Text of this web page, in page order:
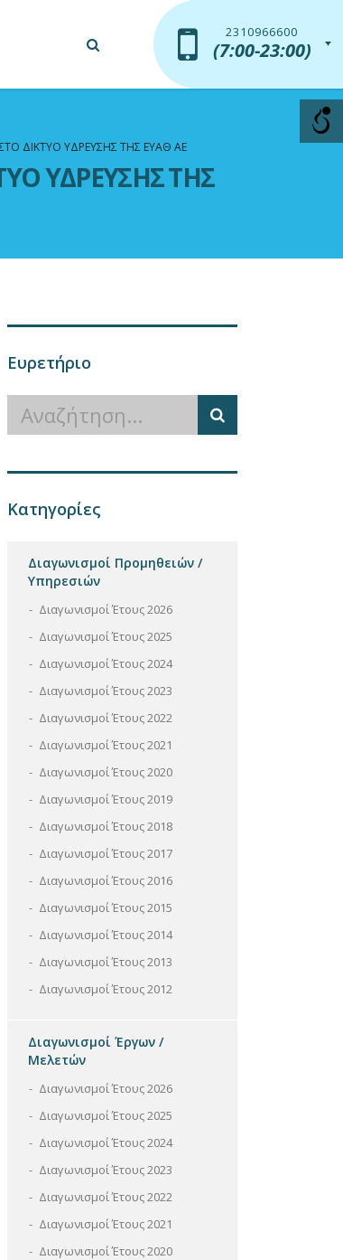
2310966600
(7:00-23:00)
2310966600
(7:00-23:00)
ΔΙΚΤΥΟ ΥΔΡΕΥΣΗΣ ΤΗΣ ΕΥΑΘ ΑΕ
ΥΔΡΕΥΣΗΣ ΤΗΣ
Ευρετήριο
Κατηγορίες
Διαγωνισμοί Προμηθειών /
Υπηρεσιών
Διαγωνισμοί Έτους 2026
Διαγωνισμοί Έτους 2025
Διαγωνισμοί Έτους 2024
Διαγωνισμοί Έτους 2023
Διαγωνισμοί Έτους 2022
Διαγωνισμοί Έτους 2021
Διαγωνισμοί Έτους 2020
Διαγωνισμοί Έτους 2019
Διαγωνισμοί Έτους 2018
Διαγωνισμοί Έτους 2017
Διαγωνισμοί Έτους 2016
Διαγωνισμοί Έτους 2015
Διαγωνισμοί Έτους 2014
Διαγωνισμοί Έτους 2013
Διαγωνισμοί Έτους 2012
Διαγωνισμοί Έργων /
Μελετών
Διαγωνισμοί Έτους 2026
Διαγωνισμοί Έτους 2025
Διαγωνισμοί Έτους 2024
Διαγωνισμοί Έτους 2023
Διαγωνισμοί Έτους 2022
Διαγωνισμοί Έτους 2021
Διαγωνισμοί Έτους 2020